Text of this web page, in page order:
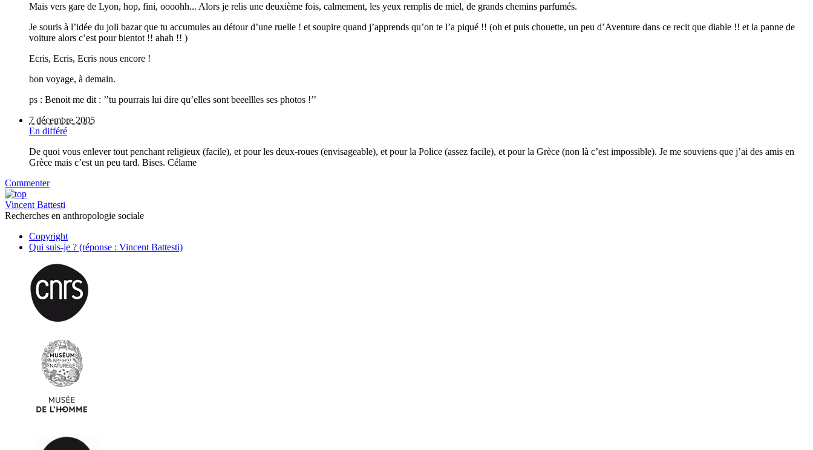
Mais vers gare de Lyon, hop, fini, oooohh... Alors je relis une deuxième fois, calmement, les yeux remplis de miel, de grands chemins parfumés.
Je souris à l’idée du joli bazar que tu accumules au détour d’une ruelle ! et soupire quand j’apprends qu’on te l’a piqué !! (oh et puis chouette, un peu d’Aventure dans ce recit que diable !! et la panne de
voiture alors c’est pour bientot !! ahah !! )
Ecris, Ecris, Ecris nous encore !
bon voyage, à demain.
ps : Benoit me dit : ’’tu pourrais lui dire qu’elles sont beeellles ses photos !’’
7 décembre 2005
En différé
De quoi vous enlever tout penchant religieux (facile), et pour les deux-roues (envisageable), et pour la Police (assez facile), et pour la Grèce (non là c’est impossible). Je me souviens que j’ai des amis en
Grèce mais c’est un peu tard. Bises. Célame
Commenter
Vincent Battesti
Recherches en anthropologie sociale
Copyright
Qui suis-je ? (réponse : Vincent Battesti)